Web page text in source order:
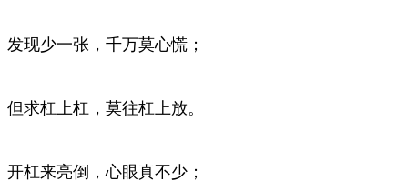
发现少一张，千万莫心慌；
但求杠上杠，莫往杠上放。
开杠来亮倒，心眼真不少；